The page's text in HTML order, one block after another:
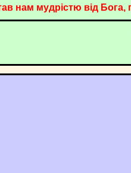
нам мудрістю від